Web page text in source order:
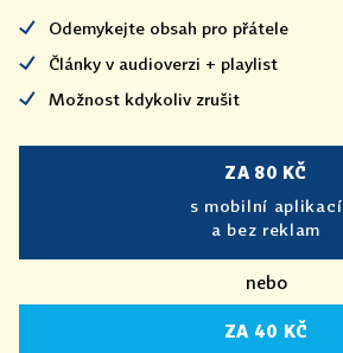
Odemykejte obsah pro přátele
Články v audioverzi + playlist
Možnost kdykoliv zrušit
ZA 80 KČ
s mobilní aplikací
a bez reklam
nebo
ZA 40 KČ